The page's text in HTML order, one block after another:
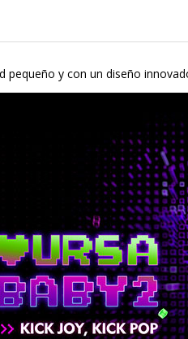
pequeño y con un diseño